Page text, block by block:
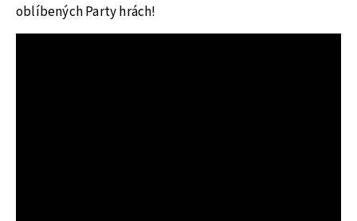
oblíbených Party hrách!